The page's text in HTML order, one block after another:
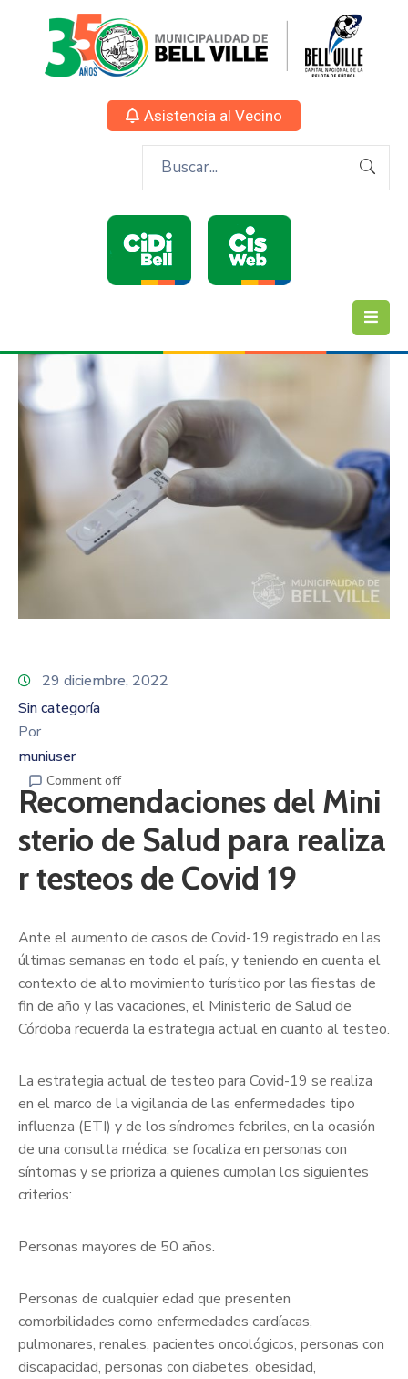
Asistencia al Vecino
29 diciembre, 2022
Sin categoría
Por
muniuser
Comment off
Recomendaciones del Mini
sterio de Salud para realiza
r testeos de Covid 19
Ante el aumento de casos de Covid-19 registrado en las
últimas semanas en todo el país, y teniendo en cuenta el
contexto de alto movimiento turístico por las fiestas de
fin de año y las vacaciones, el Ministerio de Salud de
Córdoba recuerda la estrategia actual en cuanto al testeo.
La estrategia actual de testeo para Covid-19 se realiza
en el marco de la vigilancia de las enfermedades tipo
influenza (ETI) y de los síndromes febriles, en la ocasión
de una consulta médica; se focaliza en personas con
síntomas y se prioriza a quienes cumplan los siguientes
criterios:
Personas mayores de 50 años.
Personas de cualquier edad que presenten
comorbilidades como enfermedades cardíacas,
pulmonares, renales, pacientes oncológicos, personas con
discapacidad, personas con diabetes, obesidad,